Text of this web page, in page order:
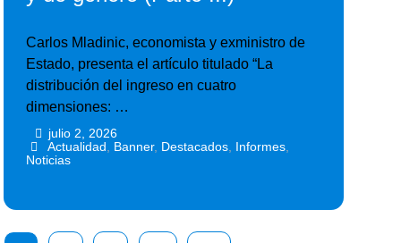
Carlos Mladinic, economista y exministro de
Estado, presenta el artículo titulado “La
distribución del ingreso en cuatro
dimensiones: …
julio 2, 2026
Actualidad Banner, Destacados, Informes,
Noticias